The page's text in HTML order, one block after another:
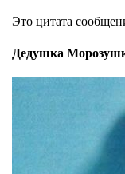
Это цитата
Дедушка